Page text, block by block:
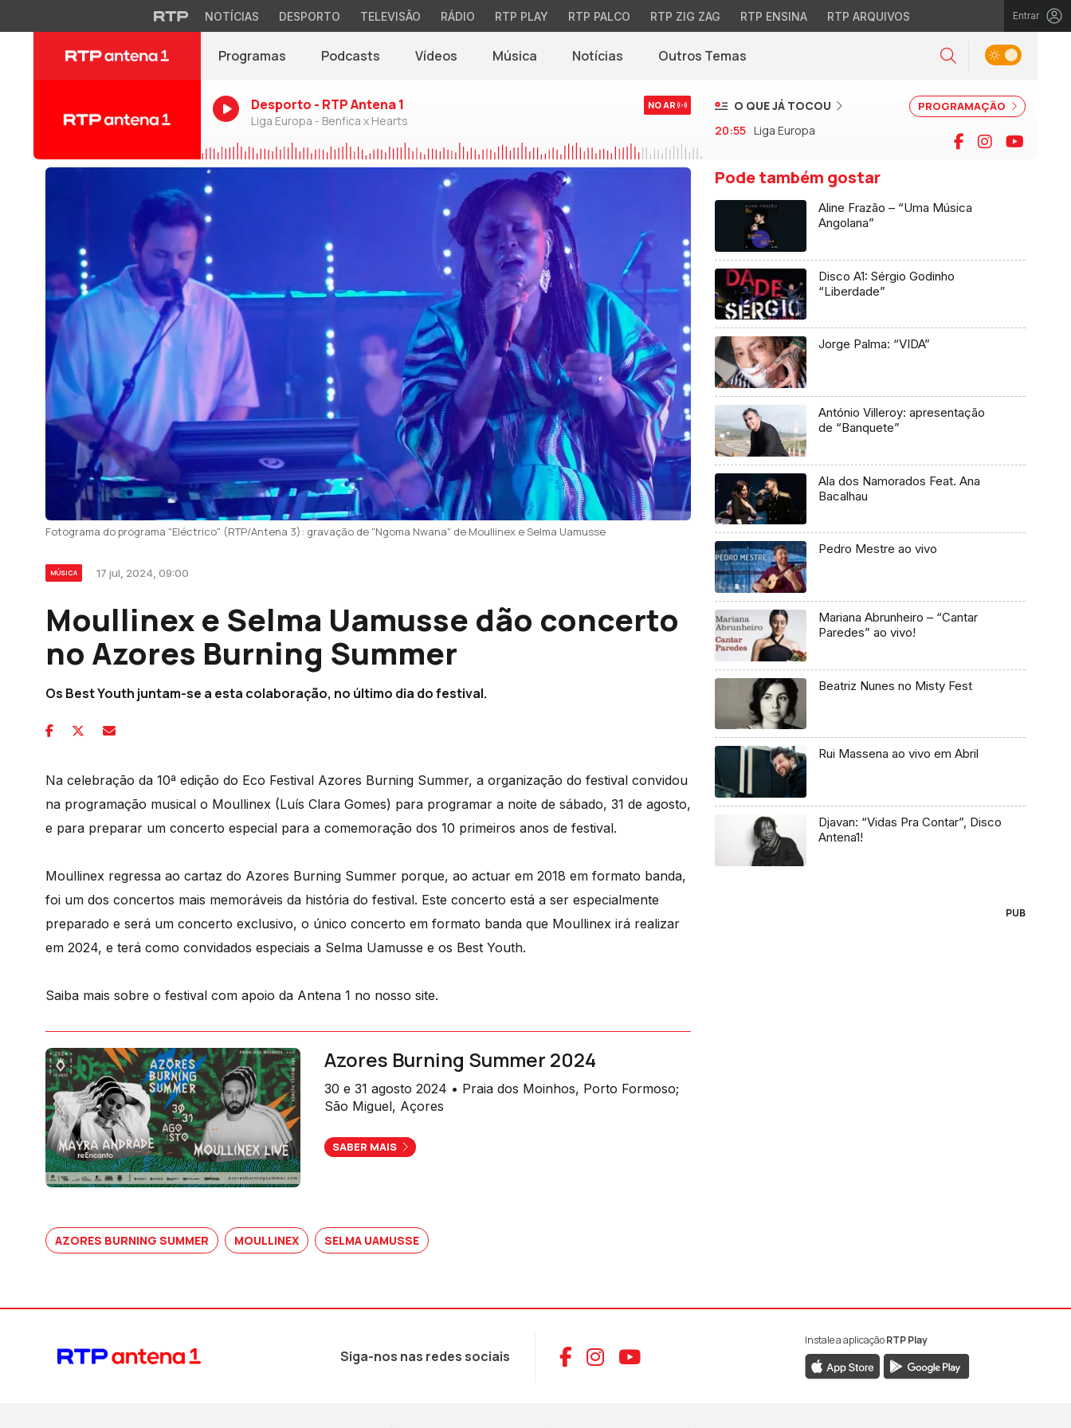
NOTÍCIAS DESPORTO TELEVISÃO RÁDIO RTP PLAY RTP PALCO RTP ZIG ZAG RTP ENSINA RTP ARQUIVOS Entrar
Programas Podcasts Vídeos Música Notícias(abre em nova janela)
Outros Temas Pesquisar
Alternar tema
Desporto - RTP Antena 1
Liga Europa - Benfica x Hearts
NO AR PROGRAMAÇÃO
O QUE JÁ TOCOU
20:55 Liga Europa Facebook
Instagram
Fotograma do programa "Eléctrico" (RTP/Antena 3): gravação de "Ngoma Nwana" de Moullinex e Selma Uamusse
MÚSICA 17 jul, 2024, 09:00
Moullinex e Selma Uamusse dão concerto
no Azores Burning Summer
Os Best Youth juntam-se a esta colaboração, no último dia do festival.
Na celebração da 10ª edição do Eco Festival Azores Burning Summer, a organização do festival convidou
na programação musical o Moullinex (Luís Clara Gomes) para programar a noite de sábado, 31 de agosto,
e para preparar um concerto especial para a comemoração dos 10 primeiros anos de festival.
Moullinex regressa ao cartaz do Azores Burning Summer porque, ao actuar em 2018 em formato banda,
foi um dos concertos mais memoráveis da história do festival. Este concerto está a ser especialmente
preparado e será um concerto exclusivo, o único concerto em formato banda que Moullinex irá realizar
em 2024, e terá como convidados especiais a Selma Uamusse e os Best Youth.
Saiba mais sobre o festival com apoio da Antena 1 no nosso site.
Azores Burning Summer 2024
30 e 31 agosto 2024 • Praia dos Moinhos, Porto Formoso;
São Miguel, Açores
SABER MAIS
AZORES BURNING SUMMER MOULLINEX SELMA UAMUSSE
Pode também gostar
Aline Frazão – “Uma Música
Angolana”
Disco A1: Sérgio Godinho
“Liberdade”
Jorge Palma: “VIDA”
António Villeroy: apresentação
de “Banquete”
Ala dos Namorados Feat. Ana
Bacalhau
Pedro Mestre ao vivo
Mariana Abrunheiro – “Cantar
Paredes” ao vivo!
Beatriz Nunes no Misty Fest
Rui Massena ao vivo em Abril
Djavan: “Vidas Pra Contar”, Disco
Antena1!
PUB
Siga-nos nas redes sociais Aceder ao Facebook da RTP Antena 1
Aceder ao Instagram da RTP Antena 1
Aceder ao YouTube da RTP Antena 1
Instale a aplicaçãoRTP Play